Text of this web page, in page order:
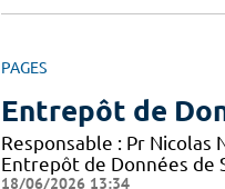
PAGES
Entrepôt de
Responsable : Pr Nicolas
Entrepôt de Données de
18/06/2026 13:34